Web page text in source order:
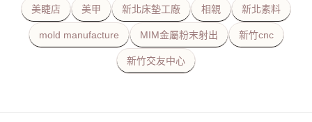
美睫店 美甲 新北床墊工廠 相親 新北素料
mold manufacture MIM金屬粉末射出 新竹cnc
新竹交友中心